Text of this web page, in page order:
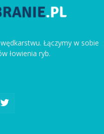
Łączymy w sobie
łowienia ryb.